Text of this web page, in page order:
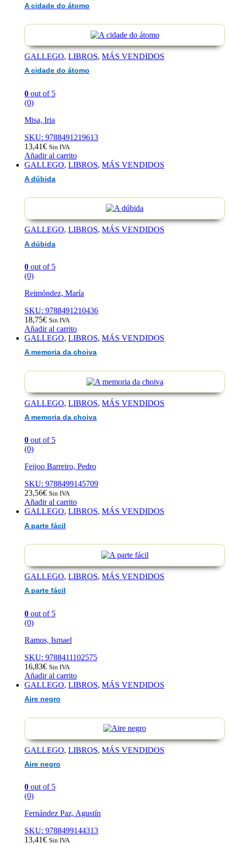
A cidade do átomo
GALLEGO, LIBROS, MÁS VENDIDOS
A cidade do átomo
0 out of 5
(0)
Misa, Iria
SKU: 9788491219613
13,41€ Sin IVA
Añadir al carrito
GALLEGO, LIBROS, MÁS VENDIDOS
A dúbida
GALLEGO, LIBROS, MÁS VENDIDOS
A dúbida
0 out of 5
(0)
Reimóndez, María
SKU: 9788491210436
18,75€ Sin IVA
Añadir al carrito
GALLEGO, LIBROS, MÁS VENDIDOS
A memoria da choiva
GALLEGO, LIBROS, MÁS VENDIDOS
A memoria da choiva
0 out of 5
(0)
Feijoo Barreiro, Pedro
SKU: 9788499145709
23,56€ Sin IVA
Añadir al carrito
GALLEGO, LIBROS, MÁS VENDIDOS
A parte fácil
GALLEGO, LIBROS, MÁS VENDIDOS
A parte fácil
0 out of 5
(0)
Ramos, Ismael
SKU: 9788411102575
16,83€ Sin IVA
Añadir al carrito
GALLEGO, LIBROS, MÁS VENDIDOS
Aire negro
GALLEGO, LIBROS, MÁS VENDIDOS
Aire negro
0 out of 5
(0)
Fernández Paz, Agustín
SKU: 9788499144313
13,41€ Sin IVA